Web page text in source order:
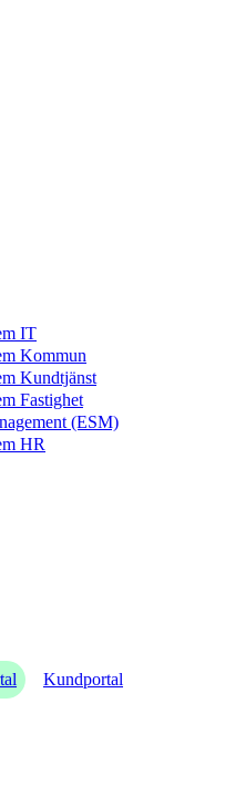
IT
Kommun
Kundtjänst
Fastighet
(ESM)
HR
Kundportal